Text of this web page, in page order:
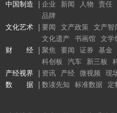
中国制造
企业 新闻 人物 责任
品牌
文化艺术
要闻 文产政策 文产智
文化遗产
书画馆
文学
财 经
聚焦 要闻 证券 基金
科创板
汽车 新三板
产经视界
资讯 产经 微视频 现
数 据
数读先知 标准数据 定